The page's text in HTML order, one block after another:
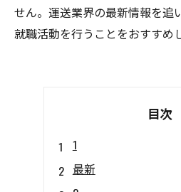
せん。運送業界の最新情報を追
就職活動を行うことをおすすめ
目次
1
最新